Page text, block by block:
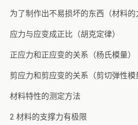
为了制作出不易损坏的东西（材料的
应力与应变成正比（胡克定律）
正应力和正应变的关系（杨氏模量）
剪应力和剪应变的关系（剪切弹性模
材料特性的测定方法
2 材料的支撑力有极限